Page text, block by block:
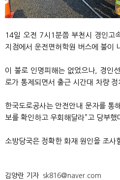
14일 오전 7시1분쯤 부천시 경인고
지점에서 운전면허학원 버스에 불이
이 불로 인명피해는 없었으나, 경인
로가 통제되면서 출근 시간대 차량 정
한국도로공사는 안전안내 문자를 통
보를 확인하고 우회해달라”고 당부했
소방당국은 정확한 화재 원인을 조사
김양란 기자 sk816@naver.com